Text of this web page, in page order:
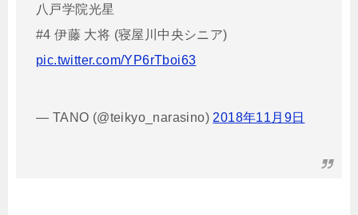
八戸学院光星
#4 伊藤 大将 (寝屋川中央シニア)
pic.twitter.com/YP6rTboi63
— TANO (@teikyo_narasino) 2018年11月9日